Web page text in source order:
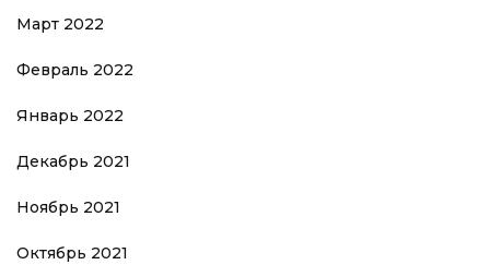
Март 2022
Февраль 2022
Январь 2022
Декабрь 2021
Ноябрь 2021
Октябрь 2021